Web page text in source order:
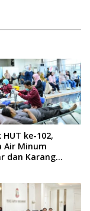
HUT ke-102,
Air Minum
dan Karang